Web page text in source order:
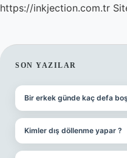
https://inkjection.com.tr
SIDEBAR
SON YAZILAR
Bir erkek günde kaç defa
Kimler dış döllenme yapar ?